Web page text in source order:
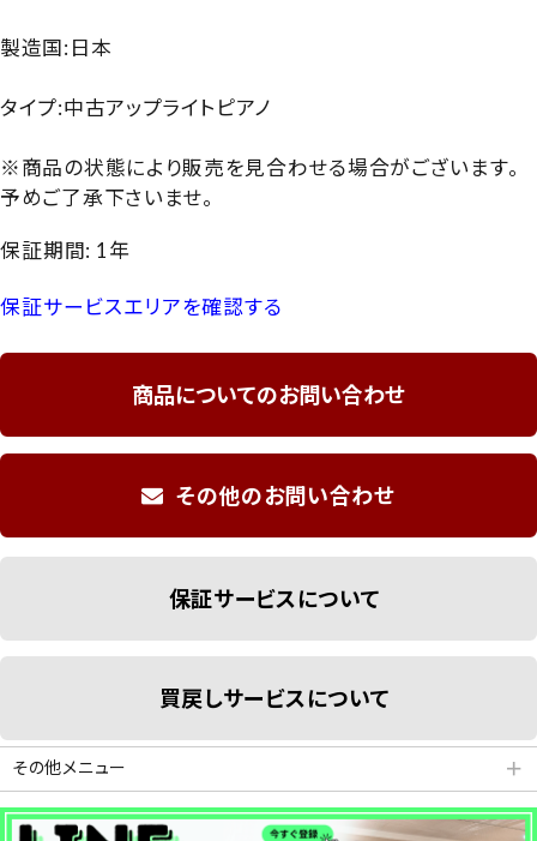
製造国:日本
タイプ:中古アップライトピアノ
※商品の状態により販売を見合わせる場合がございます。
予めご了承下さいませ。
保証期間: 1年
保証サービスエリアを確認する
商品についてのお問い合わせ
その他のお問い合わせ
保証サービスについて
買戻しサービスについて
その他メニュー ＋
分割払いシミュレーション